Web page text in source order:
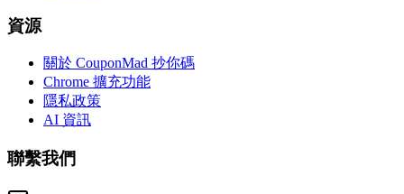
資源
關於 CouponMad 抄你碼
Chrome 擴充功能
隱私政策
AI 資訊
聯繫我們